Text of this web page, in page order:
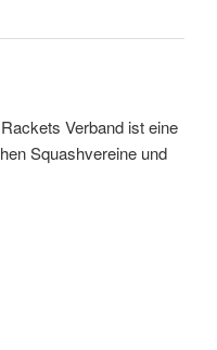
Verband ist eine
Squashvereine und